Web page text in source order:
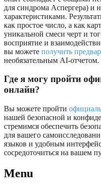
для синдрома Аспергера) и
характеристиками.
как простое число, а как
уникальной смеси черт и
восприятие и
вы можете получить
необязательным AI-отчетом.
Где я могу пройти
онлайн?
Вы можете пройти
нашей безопасной и
стремимся обеспечить
для вашего
языков и удобным
сосредоточиться на вашем
Menu